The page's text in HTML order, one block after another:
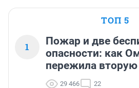
ТОП 5
1
Пожар и две
опасности: как
пережила
29 466 22